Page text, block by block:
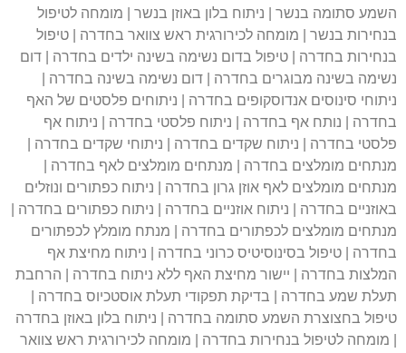
השמע סתומה בנשר | ניתוח בלון באוזן בנשר | מומחה לטיפול
בנחירות בנשר | מומחה לכירורגית ראש צוואר בחדרה | טיפול
בנחירות בחדרה | טיפול בדום נשימה בשינה ילדים בחדרה | דום
נשימה בשינה מבוגרים בחדרה | דום נשימה בשינה בחדרה |
ניתוחי סינוסים אנדוסקופים בחדרה | ניתוחים פלסטים של האף
בחדרה | נותח אף בחדרה | ניתוח פלסטי בחדרה | ניתוח אף
פלסטי בחדרה | ניתוח שקדים בחדרה | ניתוחי שקדים בחדרה |
מנתחים מומלצים בחדרה | מנתחים מומלצים לאף בחדרה |
מנתחים מומלצים לאף אוזן גרון בחדרה | ניתוח כפתורים ונוזלים
באוזניים בחדרה | ניתוח אוזניים בחדרה | ניתוח כפתורים בחדרה |
מנתחים מומלצים לכפתורים בחדרה | מנתח מומלץ לכפתורים
בחדרה | טיפול בסינוסיטיס כרוני בחדרה | ניתוח מחיצת אף
המלצות בחדרה | יישור מחיצת האף ללא ניתוח בחדרה | הרחבת
תעלת שמע בחדרה | בדיקת תפקודי תעלת אוסטכיוס בחדרה |
טיפול בחצוצרת השמע סתומה בחדרה | ניתוח בלון באוזן בחדרה
| מומחה לטיפול בנחירות בחדרה | מומחה לכירורגית ראש צוואר